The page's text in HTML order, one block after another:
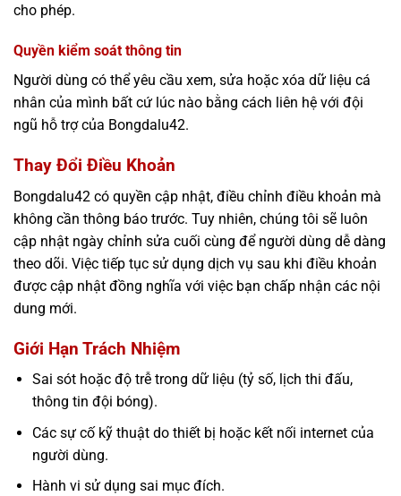
cho phép.
Quyền kiểm soát thông tin
Người dùng có thể yêu cầu xem, sửa hoặc xóa dữ liệu cá
nhân của mình bất cứ lúc nào bằng cách liên hệ với đội
ngũ hỗ trợ của Bongdalu42.
Thay Đổi Điều Khoản
Bongdalu42 có quyền cập nhật, điều chỉnh điều khoản mà
không cần thông báo trước. Tuy nhiên, chúng tôi sẽ luôn
cập nhật ngày chỉnh sửa cuối cùng để người dùng dễ dàng
theo dõi. Việc tiếp tục sử dụng dịch vụ sau khi điều khoản
được cập nhật đồng nghĩa với việc bạn chấp nhận các nội
dung mới.
Giới Hạn Trách Nhiệm
Sai sót hoặc độ trễ trong dữ liệu (tỷ số, lịch thi đấu,
thông tin đội bóng).
Các sự cố kỹ thuật do thiết bị hoặc kết nối internet của
người dùng.
Hành vi sử dụng sai mục đích.